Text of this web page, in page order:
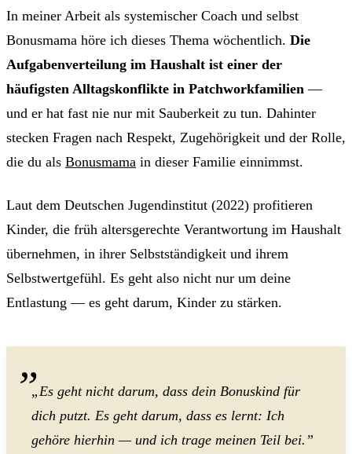
In meiner Arbeit als systemischer Coach und selbst
Bonusmama höre ich dieses Thema wöchentlich. Die
Aufgabenverteilung im Haushalt ist einer der
häufigsten Alltagskonflikte in Patchworkfamilien —
und er hat fast nie nur mit Sauberkeit zu tun. Dahinter
stecken Fragen nach Respekt, Zugehörigkeit und der Rolle,
die du als Bonusmama in dieser Familie einnimmst.
Laut dem Deutschen Jugendinstitut (2022) profitieren
Kinder, die früh altersgerechte Verantwortung im Haushalt
übernehmen, in ihrer Selbstständigkeit und ihrem
Selbstwertgefühl. Es geht also nicht nur um deine
Entlastung — es geht darum, Kinder zu stärken.
„Es geht nicht darum, dass dein Bonuskind für
dich putzt. Es geht darum, dass es lernt: Ich
gehöre hierhin — und ich trage meinen Teil bei.”